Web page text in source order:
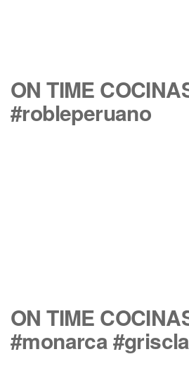
ON TIME
#robleperuano
ON TIME
#monarca